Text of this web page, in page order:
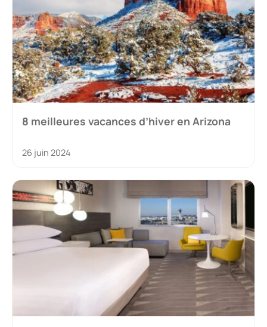
8 meilleures vacances d’hiver en Arizona
26 juin 2024